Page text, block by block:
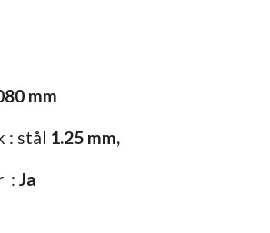
mm
: stål 1.25 mm,
: Ja